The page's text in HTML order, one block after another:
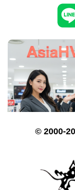
© 2000-